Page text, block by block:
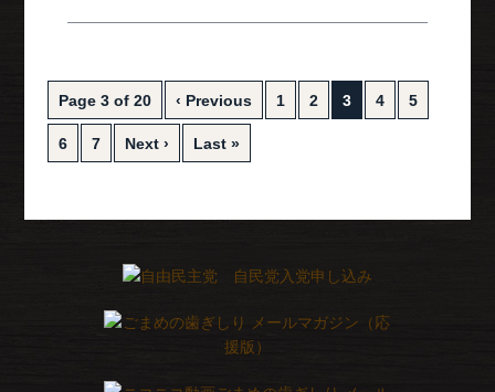
Page 3 of 20 ‹ Previous 1 2 3 4 5
6 7 Next › Last »